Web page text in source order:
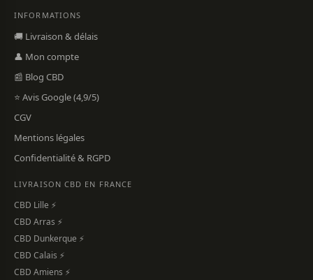
INFORMATIONS
🚚 Livraison & délais
👤 Mon compte
📰 Blog CBD
⭐ Avis Google (4,9/5)
CGV
Mentions légales
Confidentialité & RGPD
LIVRAISON CBD EN FRANCE
CBD Lille ⚡
CBD Arras ⚡
CBD Dunkerque ⚡
CBD Calais ⚡
CBD Amiens ⚡